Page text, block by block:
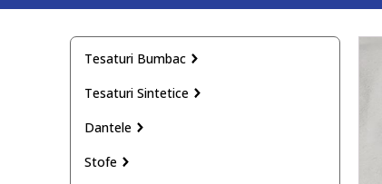
Tesaturi Bumbac
Tesaturi Sintetice
Dantele
Stofe